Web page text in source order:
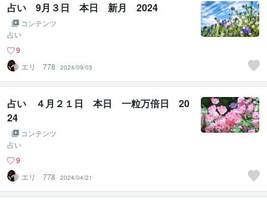
占い 9月３日 本日 新月 2024
コンテンツ
占い
9
エリ 778
2024/09/03
占い ４月２１日 本日 一粒万倍日 20
24
コンテンツ
占い
9
エリ 778
2024/04/21